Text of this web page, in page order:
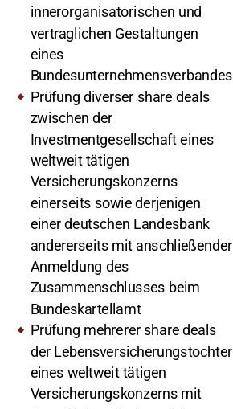
innerorganisatorischen und
vertraglichen Gestaltungen
eines
Bundesunternehmensverbandes
Prüfung diverser share deals
zwischen der
Investmentgesellschaft eines
weltweit tätigen
Versicherungskonzerns
einerseits sowie derjenigen
einer deutschen Landesbank
andererseits mit anschließender
Anmeldung des
Zusammenschlusses beim
Bundeskartellamt
Prüfung mehrerer share deals
der Lebensversicherungstochter
eines weltweit tätigen
Versicherungskonzerns mit